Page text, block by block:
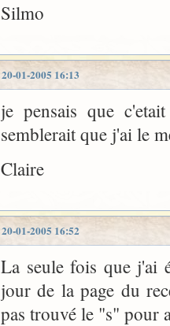
Silmo
20-01-2005 16:13
je pensais que
semblerait que j'ai le
Claire
20-01-2005 16:52
La seule fois que j'ai
jour de la page du
pas trouvé le "s" pour